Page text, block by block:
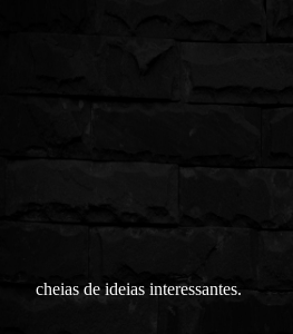
cheias de ideias interessantes.